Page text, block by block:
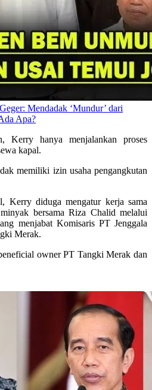
Mendadak ‘Mundur’ dari
Apa?
Kerry hanya menjalankan proses
kapal.
memiliki izin usaha pengangkutan
Kerry diduga mengatur kerja sama
bersama Riza Chalid melalui
menjabat Komisaris PT Jenggala
Merak.
owner PT Tangki Merak dan